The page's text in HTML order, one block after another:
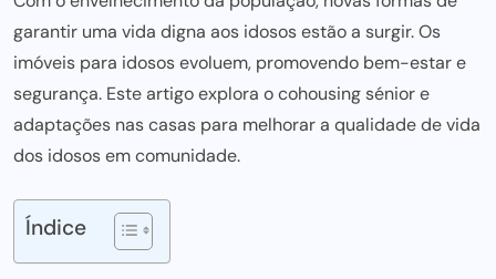
garantir uma vida digna aos idosos estão a surgir. Os
imóveis para idosos evoluem, promovendo bem-estar e
segurança. Este artigo explora o cohousing sénior e
adaptações nas casas para melhorar a qualidade de vida
dos idosos em comunidade.
Índice